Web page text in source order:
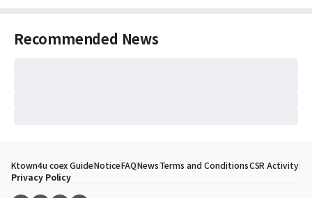
Recommended News
Ktown4u coex GuideNoticeFAQNewsTerms and ConditionsCSR Activity
Privacy Policy